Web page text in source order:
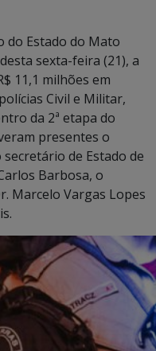
do Estado do Mato
sexta-feira (21), a
11,1 milhões em
Civil e Militar,
da 2ª etapa do
presentes o
de Estado de
Barbosa, o
Marcelo Vargas Lopes